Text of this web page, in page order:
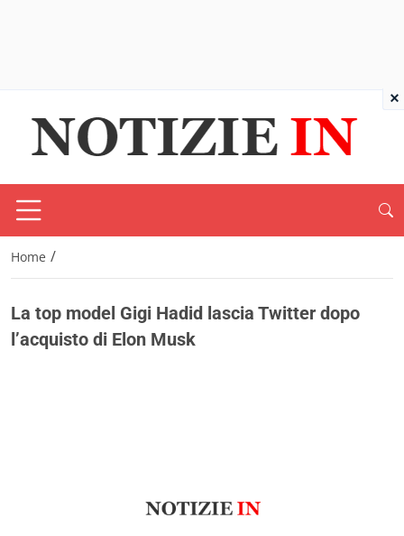
Home /
La top model Gigi Hadid lascia Twitter dopo
l’acquisto di Elon Musk
×